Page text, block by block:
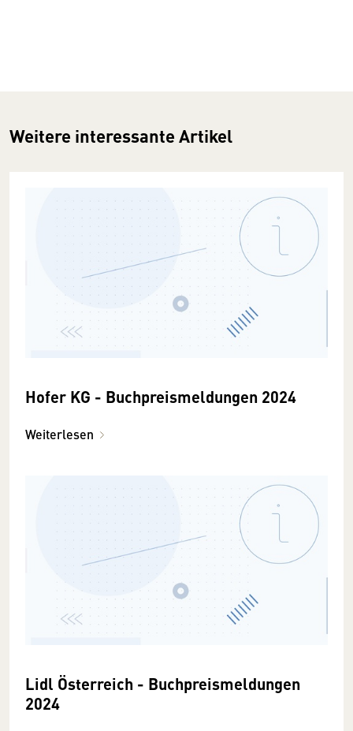
Weitere interessante Artikel
Hofer KG - Buchpreismeldungen 2024
Weiterlesen
Lidl Österreich - Buchpreismeldungen
2024